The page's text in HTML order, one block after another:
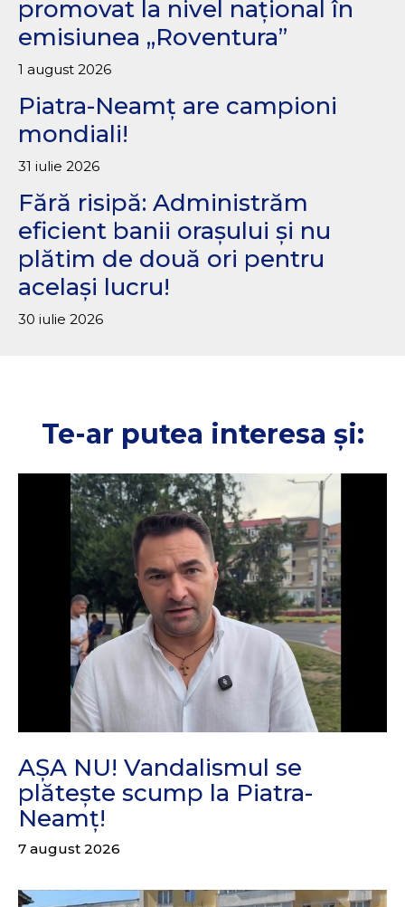
promovat la nivel național în
emisiunea „Roventura”
1 august 2026
Piatra-Neamț are campioni
mondiali!
31 iulie 2026
Fără risipă: Administrăm
eficient banii orașului și nu
plătim de două ori pentru
același lucru!
30 iulie 2026
Te-ar putea interesa și:
AȘA NU! Vandalismul se
plătește scump la Piatra-
Neamț!
7 august 2026